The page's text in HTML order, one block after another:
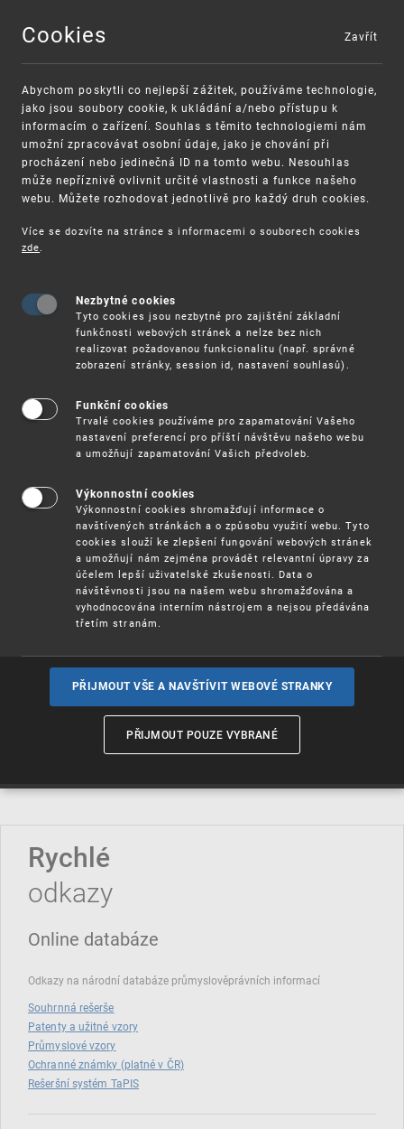
MENU
VAROVÁNÍ
Finanční podpora
Vynálezy / Patenty
Užitnévzory
Ochrannéznámky
Označení původua zeměpisná
Rychlé
odkazy
Online databáze
Odkazy na národní databáze průmyslověprávních informací
Souhrnná rešerše
Patenty a užitné vzory
Průmyslové vzory
Ochranné známky (platné v ČR)
Rešeršní systém TaPIS
Cookies
Abychom poskytli co nejlepší zážitek, používáme technologie,
jako jsou soubory cookie, k ukládání a/nebo přístupu k
informacím o zařízení. Souhlas s těmito technologiemi nám
umožní zpracovávat osobní údaje, jako je chování při
procházení nebo jedinečná ID na tomto webu. Nesouhlas
může nepříznivě ovlivnit určité vlastnosti a funkce našeho
webu. Můžete rozhodovat jednotlivě pro každý druh cookies.
Více se dozvíte na stránce s informacemi o souborech cookies
zde.
Nezbytné cookies
Tyto cookies jsou nezbytné pro zajištění základní
funkčnosti webových stránek a nelze bez nich
realizovat požadovanou funkcionalitu (např. správné
zobrazení stránky, session id, nastavení souhlasů).
Funkční cookies
Trvalé cookies používáme pro zapamatování Vašeho
nastavení preferencí pro příští návštěvu našeho webu
a umožňují zapamatování Vašich předvoleb.
Výkonnostní cookies
Výkonnostní cookies shromažďují informace o
navštívených stránkách a o způsobu využití webu. Tyto
cookies slouží ke zlepšení fungování webových stránek
a umožňují nám zejména provádět relevantní úpravy za
účelem lepší uživatelské zkušenosti. Data o
návštěvnosti jsou na našem webu shromažďována a
vyhodnocována interním nástrojem a nejsou předávána
třetím stranám.
PŘIJMOUT VŠE A NAVŠTÍVIT WEBOVÉ STRANKY
PŘIJMOUT POUZE VYBRANÉ
Zavřít